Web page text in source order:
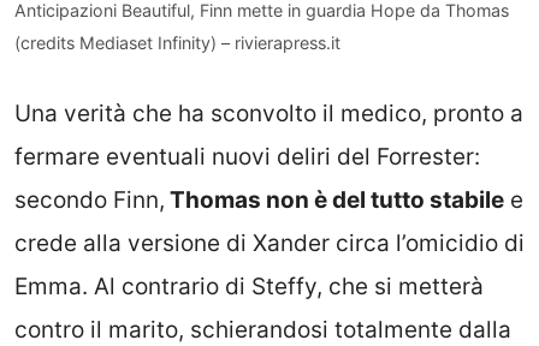
Anticipazioni Beautiful, Finn mette in guardia Hope da Thomas
(credits Mediaset Infinity) – rivierapress.it
Una verità che ha sconvolto il medico, pronto a
fermare eventuali nuovi deliri del Forrester:
secondo Finn, Thomas non è del tutto stabile e
crede alla versione di Xander circa l’omicidio di
Emma. Al contrario di Steffy, che si metterà
contro il marito, schierandosi totalmente dalla